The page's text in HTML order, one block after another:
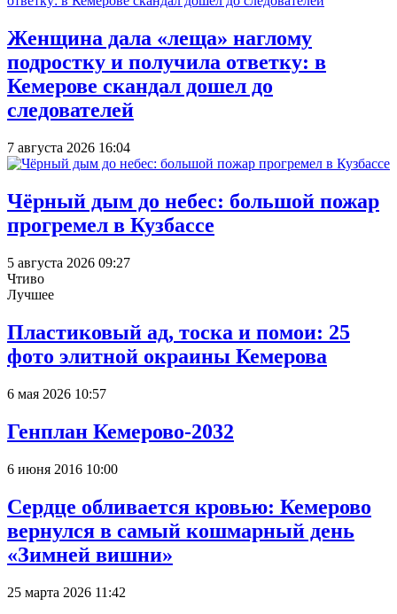
Женщина дала «леща» наглому
подростку и получила ответку: в
Кемерове скандал дошел до
следователей
7 августа 2026 16:04
Чёрный дым до небес: большой пожар
прогремел в Кузбассе
5 августа 2026 09:27
Чтиво
Лучшее
Пластиковый ад, тоска и помои: 25
фото элитной окраины Кемерова
6 мая 2026 10:57
Генплан Кемерово-2032
6 июня 2016 10:00
Сердце обливается кровью: Кемерово
вернулся в самый кошмарный день
«Зимней вишни»
25 марта 2026 11:42